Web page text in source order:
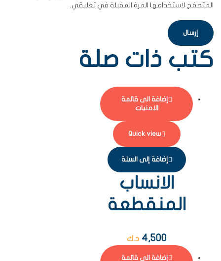
المتصفح لاستخدامها المرة المقبلة في تعليقي.
كتب ذات صلة
إضافة الى قائمة
الامنيات
Quick view
إضافة إلى السلة
الانساب
المنقطعة
4,500 د.ك
إضافة الى قائمة